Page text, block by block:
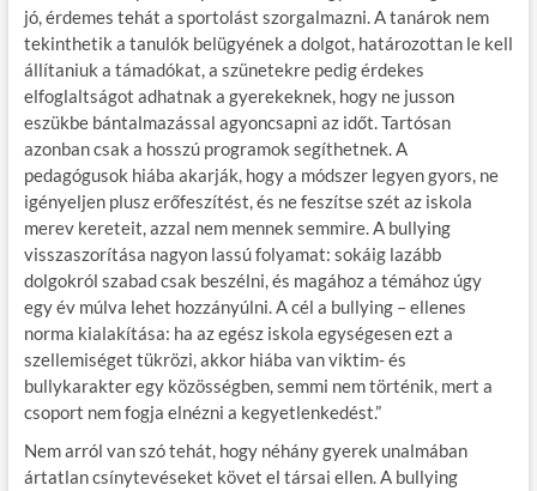
jó, érdemes tehát a sportolást szorgalmazni. A tanárok nem
tekinthetik a tanulók belügyének a dolgot, határozottan le kell
állítaniuk a támadókat, a szünetekre pedig érdekes
elfoglaltságot adhatnak a gyerekeknek, hogy ne jusson
eszükbe bántal­mazással agyoncsapni az időt. Tartósan
azonban csak a hosszú programok segíthetnek. A
pedagógusok hiába akarják, hogy a módszer legyen gyors, ne
igényeljen plusz erőfeszítést, és ne feszítse szét az iskola
merev kereteit, azzal nem mennek semmire. A bullying
visszaszorítása nagyon lassú folyamat: sokáig lazább
dolgokról szabad csak beszélni, és magához a témához úgy
egy év múlva lehet hozzányúlni. A cél a bullying – ellenes
norma kialakítása: ha az egész iskola egységesen ezt a
szellemiséget tükrözi, akkor hiába van viktim- és
bullykarakter egy közösségben, semmi nem történik, mert a
csoport nem fogja elnézni a kegyetlenkedést.”
Nem arról van szó tehát, hogy néhány gyerek unalmában
ártatlan csínytevéseket követ el társai ellen. A bullying